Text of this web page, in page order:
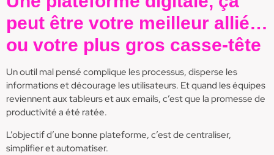
peut être votre meilleur allié…
ou votre plus gros casse-tête
Un outil mal pensé complique les processus, disperse les
informations et décourage les utilisateurs. Et quand les équipes
reviennent aux tableurs et aux emails, c’est que la promesse de
productivité a été ratée.
L’objectif d’une bonne plateforme, c’est de centraliser,
simplifier et automatiser.